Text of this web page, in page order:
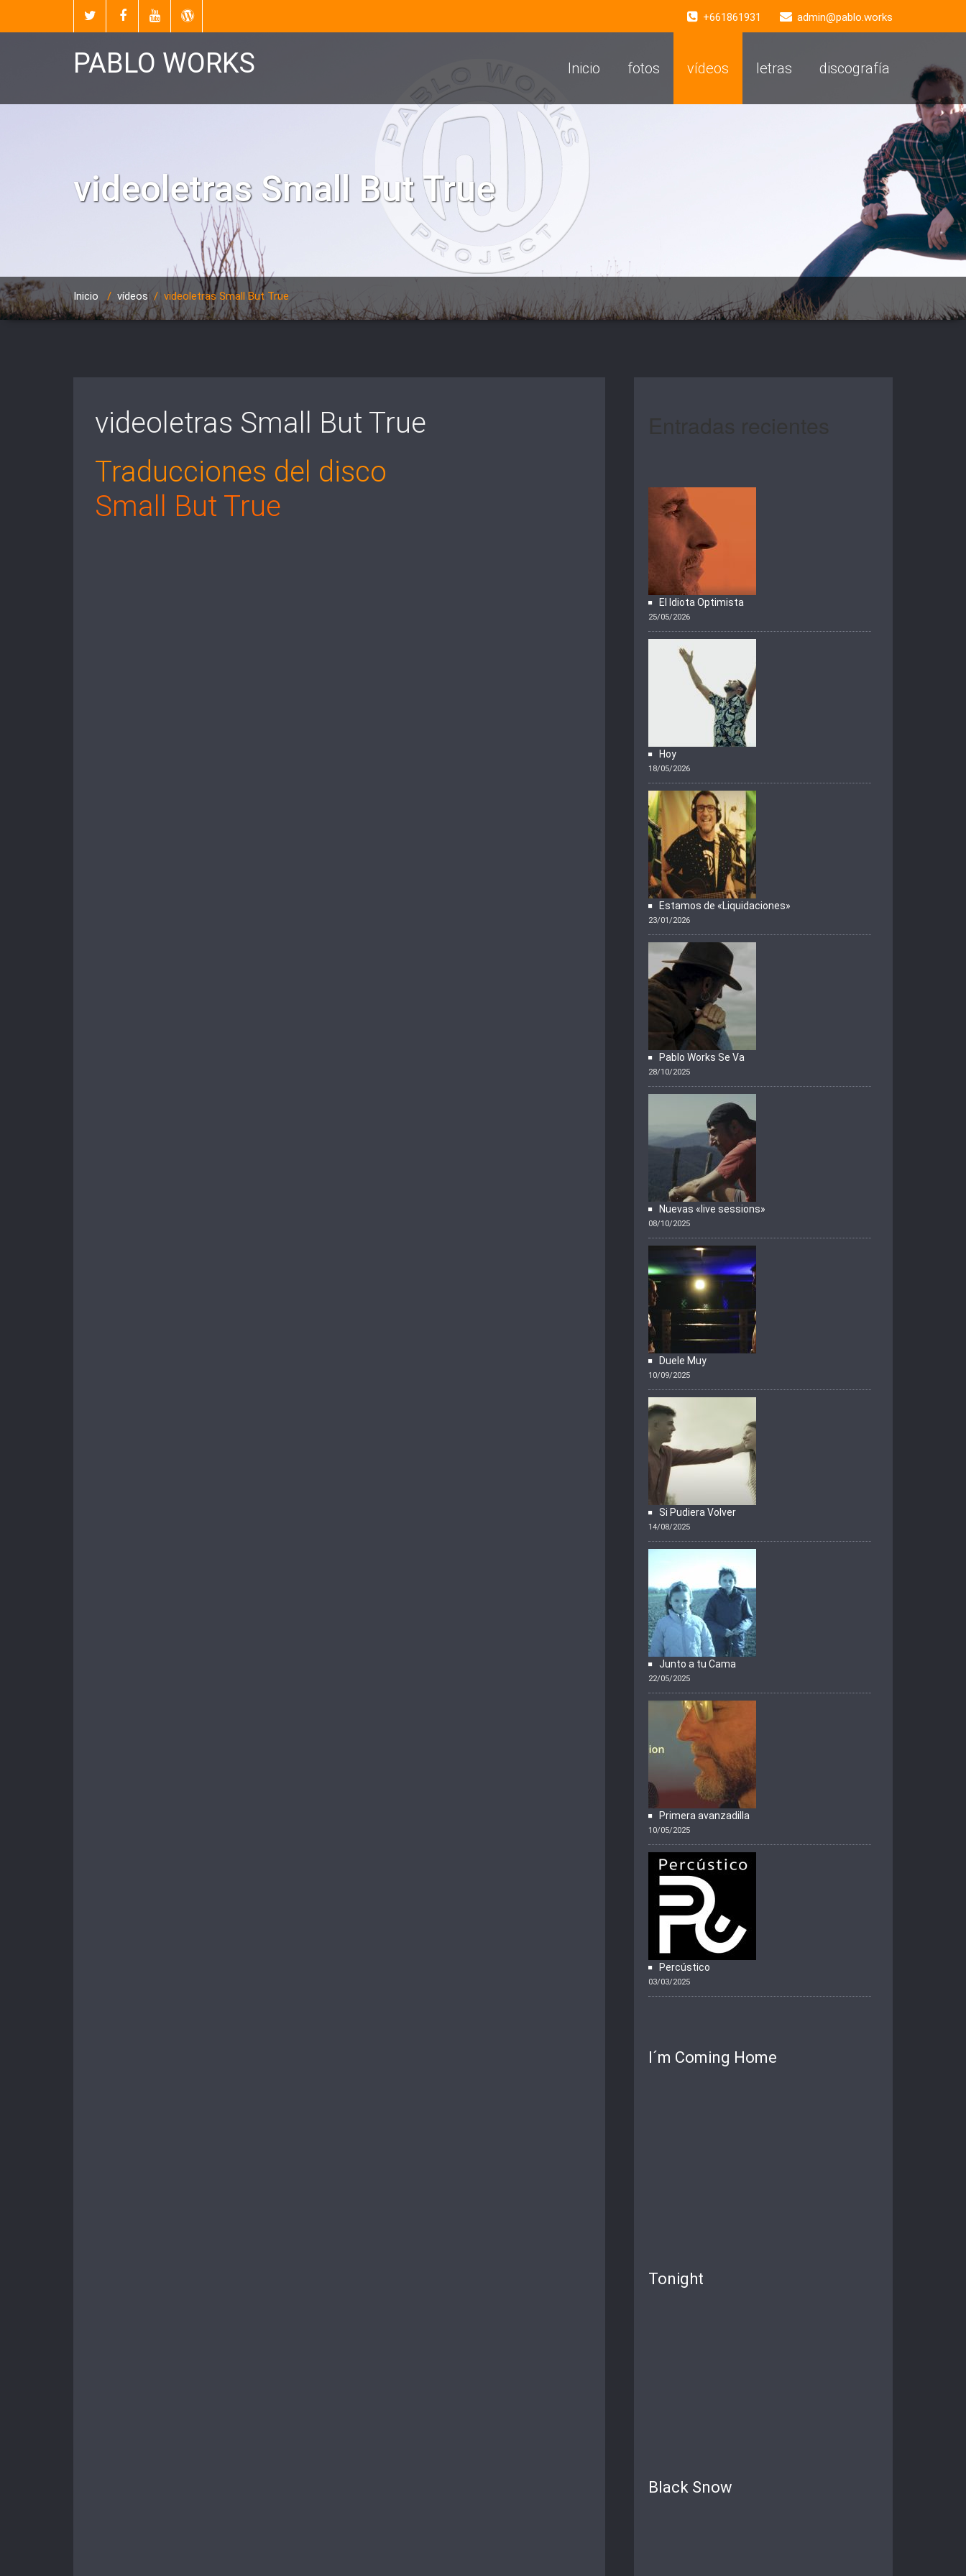
+661861931 admin@pablo.works
PABLO WORKS Inicio fotos vídeos letras discografía
videoletras Small But True
Inicio / vídeos/ videoletras Small But True
videoletras Small But True
Traducciones del disco
Small But True
El Idiota Optimista
25/05/2026
Hoy
18/05/2026
Estamos de «Liquidaciones»
23/01/2026
Pablo Works Se Va
28/10/2025
Nuevas «live sessions»
08/10/2025
Duele Muy
10/09/2025
Si Pudiera Volver
14/08/2025
Junto a tu Cama
22/05/2025
Primera avanzadilla
10/05/2025
Percústico
03/03/2025
I´m Coming Home
Tonight
Black Snow